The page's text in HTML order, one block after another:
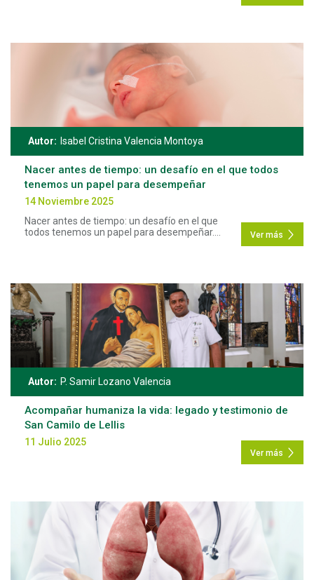
Autor: Isabel Cristina Valencia Montoya
Nacer antes de tiempo: un desafío en el que todos
tenemos un papel para desempeñar
14 Noviembre 2025
Nacer antes de tiempo: un desafío en el que
todos tenemos un papel para desempeñar.
Ver más
Autor: P. Samir Lozano Valencia
Acompañar humaniza la vida: legado y testimonio de
San Camilo de Lellis
11 Julio 2025
Ver más